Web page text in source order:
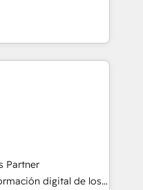
integraciones API y
con IA. Con
hemos liderado 100+
HubSpot con SAP,
financieras,
Nuestro equipo
inglés y portugués,
técnica para
retail, e-
y servicios,
Partner
digital de los